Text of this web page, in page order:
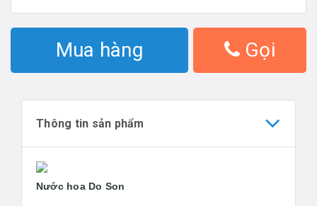
Mua hàng Gọi
Thông tin sản phẩm
Nước hoa Do Son